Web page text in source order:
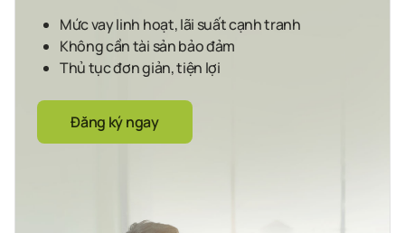
Mức vay linh hoạt, lãi suất cạnh tranh
Không cần tài sản bảo đảm
Thủ tục đơn giản, tiện lợi
Đăng ký ngay